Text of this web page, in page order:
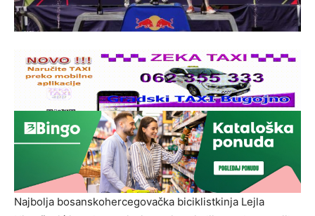
Najbolja bosanskohercegovačka biciklistkinja Lejla